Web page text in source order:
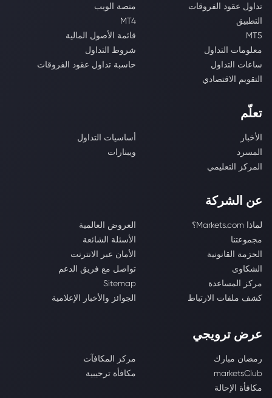
تداول عقود الفروقات
منصة الويب
التطبيق
MT4
MT5
قائمة الأصول المالية
معلومات التداول
شروط التداول
ساعات التداول
حاسبة تداول عقود الفروقات
التقويم الاقتصادي
تعلّم
الأخبار
أساسيات التداول
المسرد
ويبنارات
المركز التعليمي
عن الشركة
لماذا Markets.com؟
العروض العالمية
مجموعتنا
الأسئلة الشائعة
الحزمة القانونية
الأمان عبر الانترنت
الشكاوى
تواصل مع فريق الدعم
مركز المساعدة
Sitemap
كشف ملفات الارتباط
الجوائز والأخبار الإعلامية
عرض ترويجي
رمضان مبارك
مركز المكافآت
marketsClub
مكافأة ترحيبية
مكافأة الإحالة